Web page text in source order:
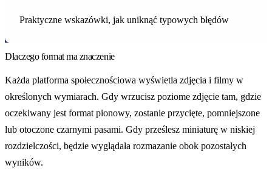
Praktyczne wskazówki, jak uniknąć typowych błędów
Dlaczego format ma znaczenie
Każda platforma społecznościowa wyświetla zdjęcia i filmy w
określonych wymiarach. Gdy wrzucisz poziome zdjęcie tam, gdzie
oczekiwany jest format pionowy, zostanie przycięte, pomniejszone
lub otoczone czarnymi pasami. Gdy prześlesz miniaturę w niskiej
rozdzielczości, będzie wyglądała rozmazanie obok pozostałych
wyników.